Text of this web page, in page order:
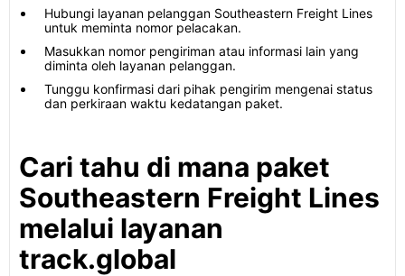
Hubungi layanan pelanggan Southeastern Freight Lines
untuk meminta nomor pelacakan.
Masukkan nomor pengiriman atau informasi lain yang
diminta oleh layanan pelanggan.
Tunggu konfirmasi dari pihak pengirim mengenai status
dan perkiraan waktu kedatangan paket.
Cari tahu di mana paket
Southeastern Freight Lines
melalui layanan
track.global